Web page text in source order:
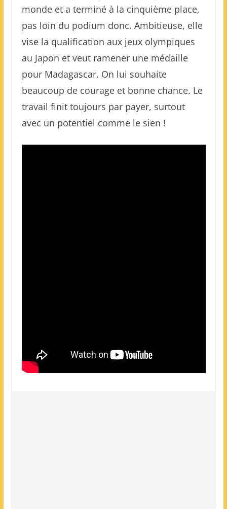
monde et a terminé à la cinquième place,
pas loin du podium donc. Ambitieuse, elle
vise la qualification aux jeux olympiques
au Japon et veut ramener une médaille
pour Madagascar. On lui souhaite
beaucoup de courage et bonne chance. Le
travail finit toujours par payer, surtout
avec un potentiel comme le sien !